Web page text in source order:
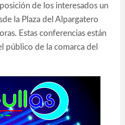
de los interesados un
la Plaza del Alpargatero
Estas conferencias están
público de la comarca del